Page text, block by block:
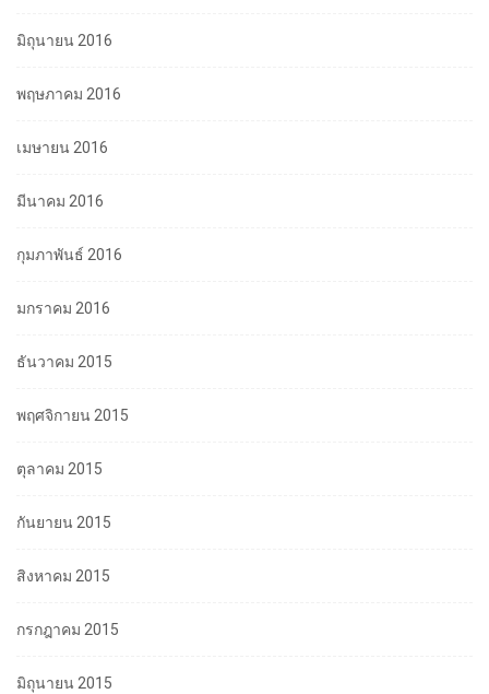
มิถุนายน 2016
พฤษภาคม 2016
เมษายน 2016
มีนาคม 2016
กุมภาพันธ์ 2016
มกราคม 2016
ธันวาคม 2015
พฤศจิกายน 2015
ตุลาคม 2015
กันยายน 2015
สิงหาคม 2015
กรกฎาคม 2015
มิถุนายน 2015